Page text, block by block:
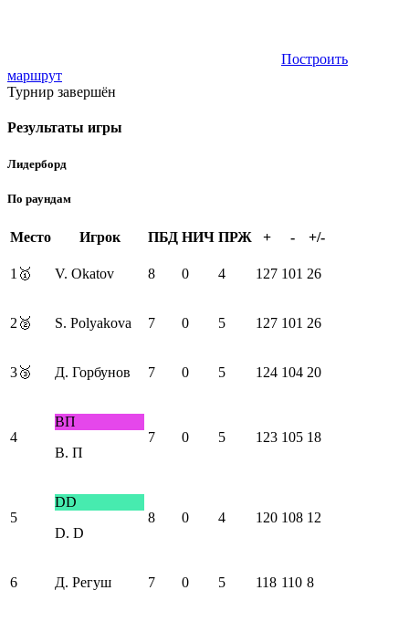
Построить
маршрут
Турнир завершён
Результаты игры
Лидерборд
По раундам
Место Игрок ПБД НИЧ ПРЖ + - +/-
1 🥇 V. Okatov 8 0 4 127 101 26
2 🥈 S. Polyakova 7 0 5 127 101 26
3🥉 Д. Горбунов 7 0 5 124 104 20
4
ВП
В. П
7 0 5 123 105 18
5
DD
D. D
8 0 4 120 108 12
6 Д. Регуш 7 0 5 118 110 8